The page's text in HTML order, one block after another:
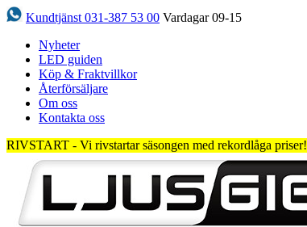
Kundtjänst 031-387 53 00 Vardagar 09-15
Nyheter
LED guiden
Köp & Fraktvillkor
Återförsäljare
Om oss
Kontakta oss
RIVSTART - Vi rivstartar säsongen med rekordlåga priser!